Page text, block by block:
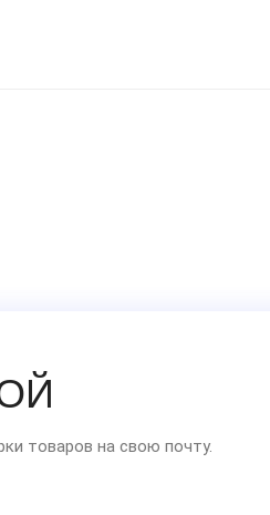
товаров на свою почту.